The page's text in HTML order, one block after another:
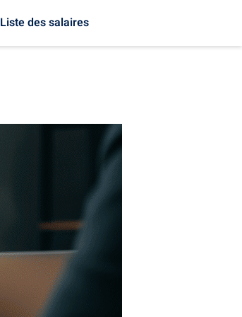
Liste des salaires